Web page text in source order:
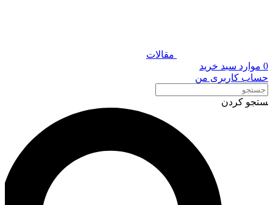
مقالات
0 موارد سبد خرید
حساب کاربری من
کردن